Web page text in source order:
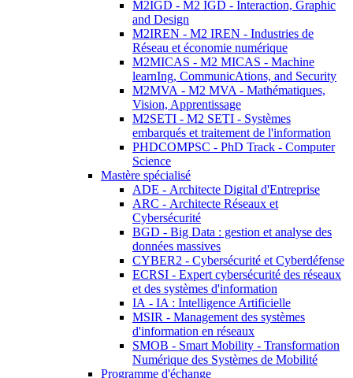
M2IGD - M2 IGD - Interaction, Graphic
and Design
M2IREN - M2 IREN - Industries de
Réseau et économie numérique
M2MICAS - M2 MICAS - Machine
learnIng, CommunicAtions, and Security
M2MVA - M2 MVA - Mathématiques,
Vision, Apprentissage
M2SETI - M2 SETI - Systèmes
embarqués et traitement de l'information
PHDCOMPSC - PhD Track - Computer
Science
Mastère spécialisé
ADE - Architecte Digital d'Entreprise
ARC - Architecte Réseaux et
Cybersécurité
BGD - Big Data : gestion et analyse des
données massives
CYBER2 - Cybersécurité et Cyberdéfense
ECRSI - Expert cybersécurité des réseaux
et des systèmes d'information
IA - IA : Intelligence Artificielle
MSIR - Management des systèmes
d'information en réseaux
SMOB - Smart Mobility - Transformation
Numérique des Systèmes de Mobilité
Programme d'échange